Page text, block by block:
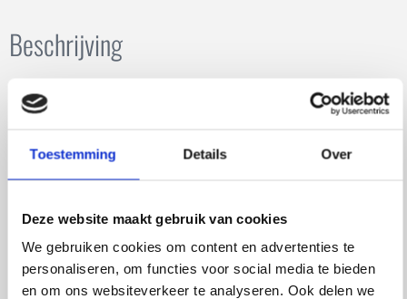
Toestemming Details Over
Deze website maakt gebruik van cookies
We gebruiken cookies om content en advertenties te
personaliseren, om functies voor social media te bieden
en om ons websiteverkeer te analyseren. Ook delen we
Beschrijving
De Retulp Tumbler Thermosbeker is een elegante
thermosfles in een handig en compact formaat. De
het werk of onderweg. Het theezeefje is handig als je
thee, kruiden of fruit wil toevoegen. Doe bijvoorbeeld
heet water en thee of gember in de Tumbler en
of kruiden in de Tumbler thermosbeker. Hetzelfde
kan gemakkelijk worden gedaan met koud water en